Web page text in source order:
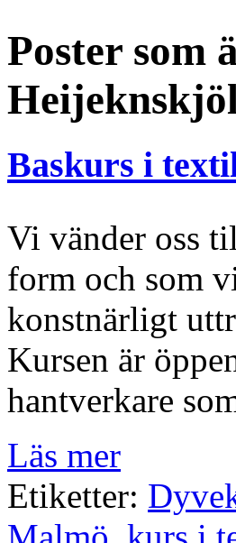
Poster som
Baskurs i
Vi vänder oss
form och som
konstnärligt
Kursen är
hantverkare
Läs mer
Etiketter: